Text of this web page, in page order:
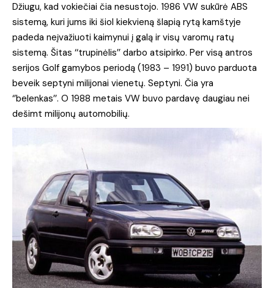
Džiugu, kad vokiečiai čia nesustojo. 1986 VW sukūrė ABS
sistemą, kuri jums iki šiol kiekvieną šlapią rytą kamštyje
padeda neįvažiuoti kaimynui į galą ir visų varomų ratų
sistemą. Šitas ‘‘trupinėlis’’ darbo atsipirko. Per visą antros
serijos Golf gamybos periodą (1983 – 1991) buvo parduota
beveik septyni milijonai vienetų. Septyni. Čia yra
‘’belenkas’’. O 1988 metais VW buvo pardavę daugiau nei
dešimt milijonų automobilių.